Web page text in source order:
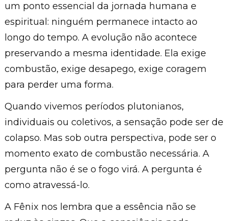
um ponto essencial da jornada humana e
espiritual: ninguém permanece intacto ao
longo do tempo. A evolução não acontece
preservando a mesma identidade. Ela exige
combustão, exige desapego, exige coragem
para perder uma forma.
Quando vivemos períodos plutonianos,
individuais ou coletivos, a sensação pode ser de
colapso. Mas sob outra perspectiva, pode ser o
momento exato de combustão necessária. A
pergunta não é se o fogo virá. A pergunta é
como atravessá-lo.
A Fênix nos lembra que a essência não se